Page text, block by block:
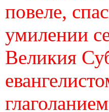
повеле,
умилении
Великия